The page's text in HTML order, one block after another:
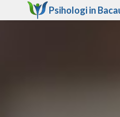
Psihologi in